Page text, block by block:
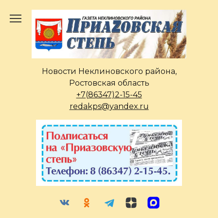
содержанию
Новости Неклиновского района,
Ростовская область
+7(86347)2-15-45
redakps@yandex.ru